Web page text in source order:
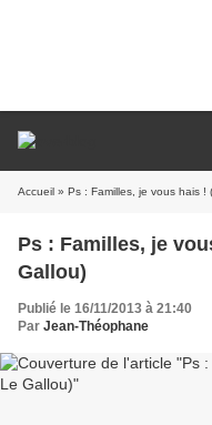
Accueil » Ps : Familles, je vous hais !
Ps : Familles, je
Gallou)
Publié le 16/11/2013 à 21:40
Par Jean-Théophane